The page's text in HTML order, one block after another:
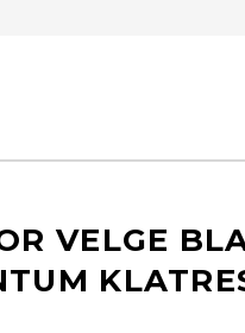
44,5
VELGE